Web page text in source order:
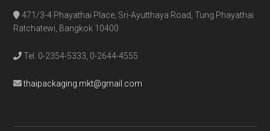
471/3-4 Phayathai Place, Sri-Ayutthaya Road, Tung Phayathai
Ratchatewi, Bangkok 10400
Tel. 0-2354-5333, 0-2644-4555
thaipackaging.mkt@gmail.com